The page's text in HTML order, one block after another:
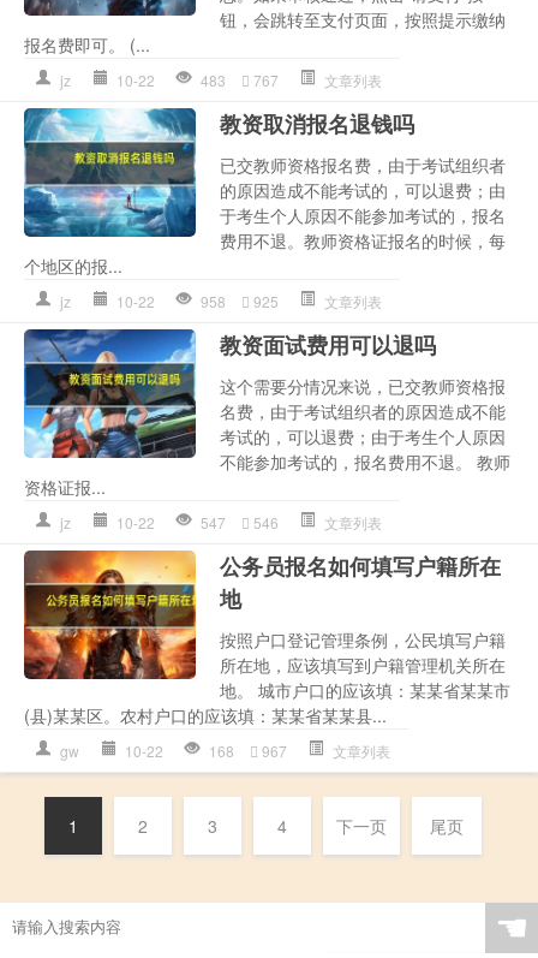
钮，会跳转至支付页面，按照提示缴纳
报名费即可。 (...
jz 10-22 483 767 文章列表
教资取消报名退钱吗
已交教师资格报名费，由于考试组织者
的原因造成不能考试的，可以退费；由
于考生个人原因不能参加考试的，报名
费用不退。教师资格证报名的时候，每
个地区的报...
jz 10-22 958 925 文章列表
教资面试费用可以退吗
这个需要分情况来说，已交教师资格报
名费，由于考试组织者的原因造成不能
考试的，可以退费；由于考生个人原因
不能参加考试的，报名费用不退。 教师
资格证报...
jz 10-22 547 546 文章列表
公务员报名如何填写户籍所在
地
按照户口登记管理条例，公民填写户籍
所在地，应该填写到户籍管理机关所在
地。 城市户口的应该填：某某省某某市
(县)某某区。农村户口的应该填：某某省某某县...
gw 10-22 168 967 文章列表
1 2 3 4 下一页 尾页
☚